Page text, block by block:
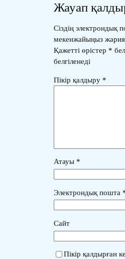
Жауап
Сіздің электрондық
мекенжайыңыз
Қажетті өрістер *
белгіленеді
Пікір қалдыру *
Атауы *
Электрондық пошта
Сайт
Пікір қалдырған